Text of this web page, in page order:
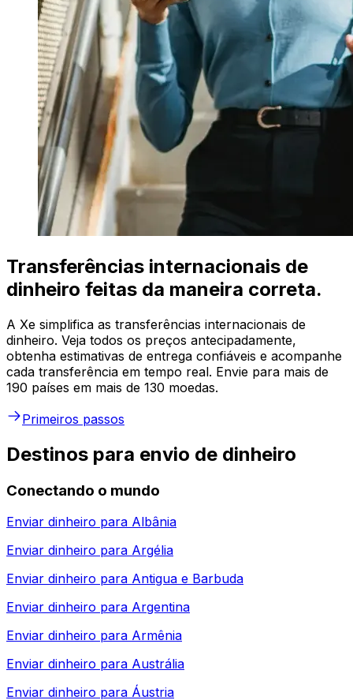
Transferências internacionais de
dinheiro feitas da maneira correta.
A Xe simplifica as transferências internacionais de
dinheiro. Veja todos os preços antecipadamente,
obtenha estimativas de entrega confiáveis e acompanhe
cada transferência em tempo real. Envie para mais de
190 países em mais de 130 moedas.
Primeiros passos
Destinos para envio de dinheiro
Conectando o mundo
Enviar dinheiro para Albânia
Enviar dinheiro para Argélia
Enviar dinheiro para Antigua e Barbuda
Enviar dinheiro para Argentina
Enviar dinheiro para Armênia
Enviar dinheiro para Austrália
Enviar dinheiro para Áustria